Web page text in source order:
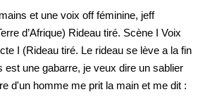
et une voix off féminine, jeff
d’Afrique) Rideau tiré. Scène I Voix
I (Rideau tiré. Le rideau se lève a la fin
est une gabarre, je veux dire un sablier
d'un homme me prit la main et me dit :